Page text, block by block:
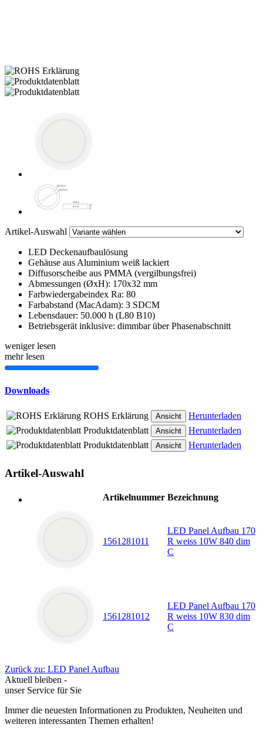
Artikel-Auswahl
LED Deckenaufbaulösung
Gehäuse aus Aluminium weiß lackiert
Diffusorscheibe aus PMMA (vergilbungsfrei)
Abmessungen (ØxH): 170x32 mm
Farbwiedergabeindex Ra: 80
Farbabstand (MacAdam): 3 SDCM
Lebensdauer: 50.000 h (L80 B10)
Betriebsgerät inklusive: dimmbar über Phasenabschnitt
weniger lesen
mehr lesen
Downloads
ROHS Erklärung Ansicht
Herunterladen
Produktdatenblatt
Ansicht
Herunterladen
Produktdatenblatt
Ansicht Herunterladen
Artikel-Auswahl
Artikelnummer Bezeichnung
1561281011
LED Panel Aufbau 170
R weiss 10W 840 dim
C
1561281012
LED Panel Aufbau 170
R weiss 10W 830 dim
C
Zurück zu: LED Panel Aufbau
Aktuell bleiben -
unser Service für Sie
Immer die neuesten Informationen zu Produkten, Neuheiten und
weiteren interessanten Themen erhalten!